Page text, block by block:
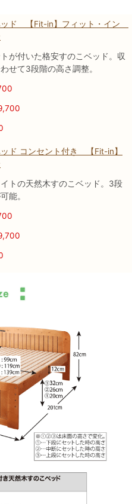
ッド 【Fit-in】フィット・イン
が付いた格安すのこベッド。収
せて3段階の高さ調整。
ド コンセント付き 【Fit-in】
トの天然木すのこベッド。3段
能。